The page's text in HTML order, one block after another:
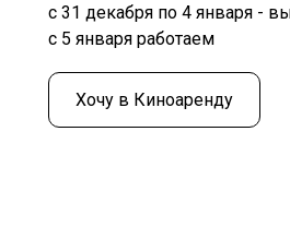
с 31 декабря по 4 января -
с 5 января работаем
Хочу в Киноаренду